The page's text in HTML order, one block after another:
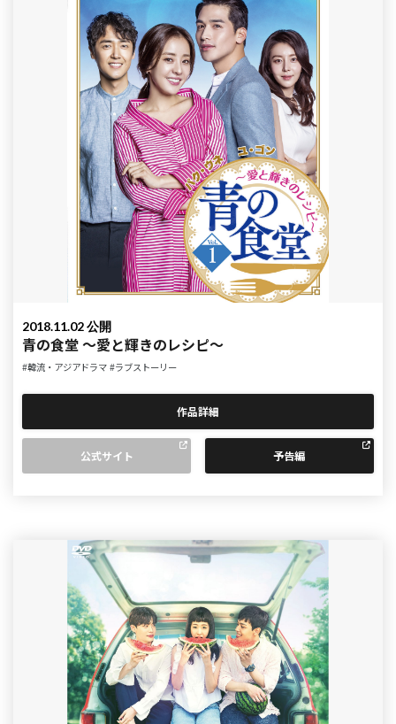
2018.11.02 公開
青の食堂 ～愛と輝きのレシピ～
#韓流・アジアドラマ #ラブストーリー
作品詳細
公式サイト 予告編